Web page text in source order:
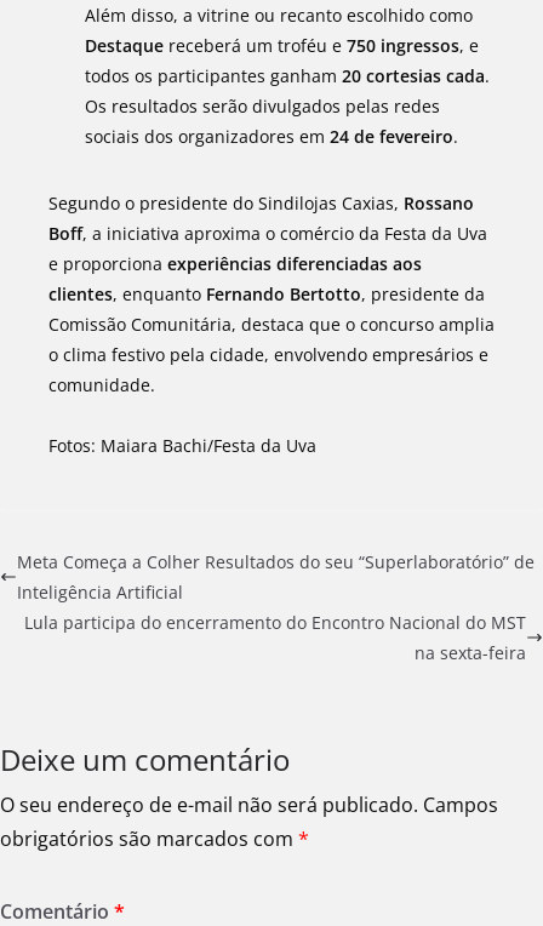
Além disso, a vitrine ou recanto escolhido como
Destaque receberá um troféu e 750 ingressos, e
todos os participantes ganham 20 cortesias cada.
Os resultados serão divulgados pelas redes
sociais dos organizadores em 24 de fevereiro.
Segundo o presidente do Sindilojas Caxias, Rossano
Boff, a iniciativa aproxima o comércio da Festa da Uva
e proporciona experiências diferenciadas aos
clientes, enquanto Fernando Bertotto, presidente da
Comissão Comunitária, destaca que o concurso amplia
o clima festivo pela cidade, envolvendo empresários e
comunidade.
Fotos: Maiara Bachi/Festa da Uva
Meta Começa a Colher Resultados do seu “Superlaboratório” de
Inteligência Artificial
Lula participa do encerramento do Encontro Nacional do MST
na sexta-feira
Deixe um comentário
O seu endereço de e-mail não será publicado. Campos
obrigatórios são marcados com *
Comentário *